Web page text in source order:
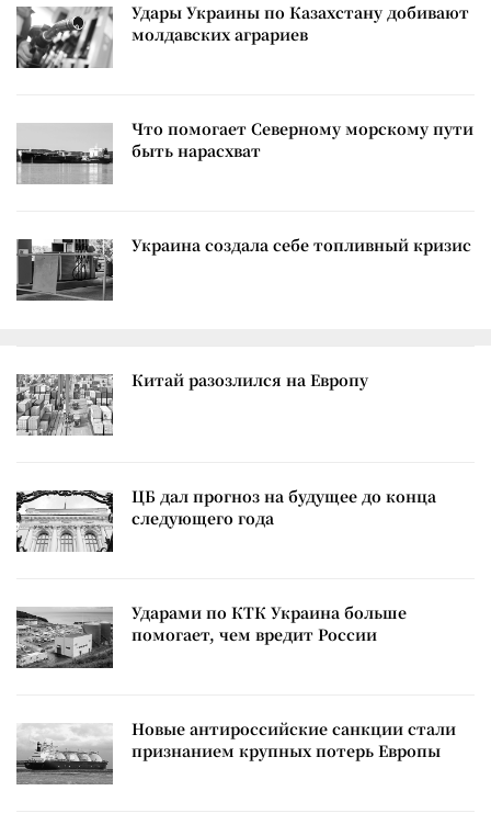
Удары Украины по Казахстану добивают
молдавских аграриев
Что помогает Северному морскому пути
быть нарасхват
Украина создала себе топливный кризис
Китай разозлился на Европу
ЦБ дал прогноз на будущее до конца
следующего года
Ударами по КТК Украина больше
помогает, чем вредит России
Новые антироссийские санкции стали
признанием крупных потерь Европы